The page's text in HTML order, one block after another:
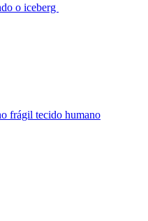
o iceberg
frágil tecido humano